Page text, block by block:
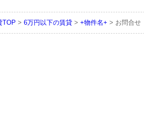
TOP > 6万円以下の賃貸 > +物件名+ > お問合せ